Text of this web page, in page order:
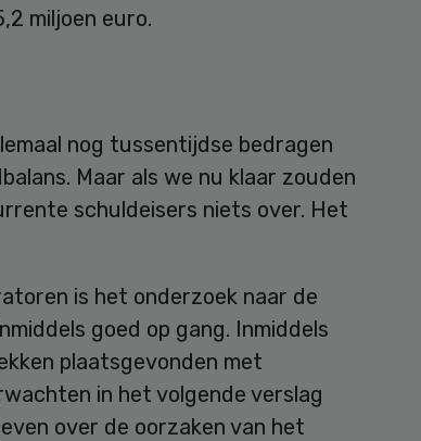
miljoen euro.
nog tussentijdse bedragen
Maar als we nu klaar zouden
schuldeisers niets over. Het
is het onderzoek naar de
goed op gang. Inmiddels
plaatsgevonden met
in het volgende verslag
over de oorzaken van het